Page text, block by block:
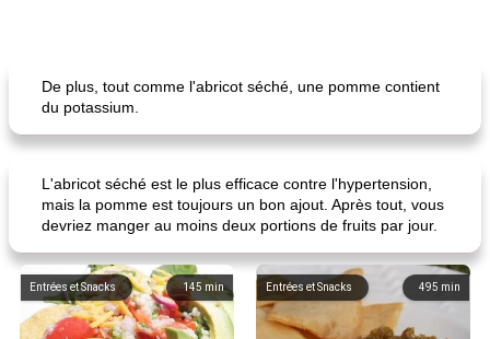
De plus, tout comme l'abricot séché, une pomme contient
du potassium.
L'abricot séché est le plus efficace contre l'hypertension,
mais la pomme est toujours un bon ajout. Après tout, vous
devriez manger au moins deux portions de fruits par jour.
145 min
Entrées et Snacks 495 min
Entrées et Snacks